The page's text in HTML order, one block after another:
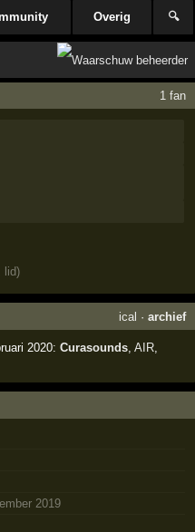
Overig 🔍
1 fan
lid)
ical · archief
2020:Curasounds ,AIR
2019